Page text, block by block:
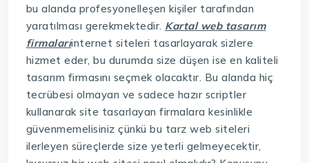
bu alanda profesyonelleşen kişiler tarafından
yaratılması gerekmektedir. Kartal web tasarım
firmalarıinternet siteleri tasarlayarak sizlere
hizmet eder, bu durumda size düşen ise en kaliteli
tasarım firmasını seçmek olacaktır. Bu alanda hiç
tecrübesi olmayan ve sadece hazır scriptler
kullanarak site tasarlayan firmalara kesinlikle
güvenmemelisiniz çünkü bu tarz web siteleri
ilerleyen süreçlerde size yeterli gelmeyecektir,